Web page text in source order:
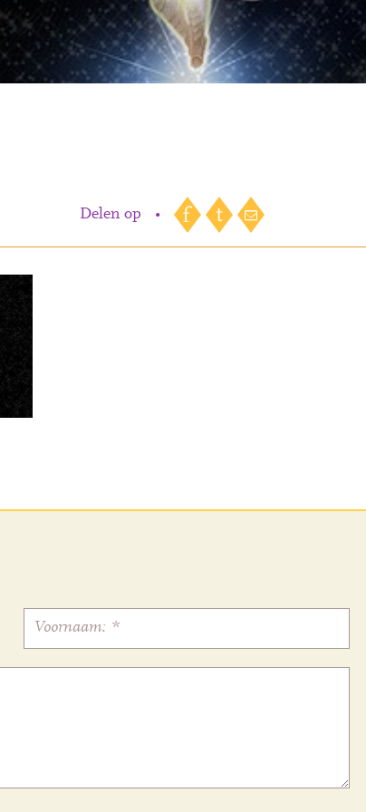
Delen op •